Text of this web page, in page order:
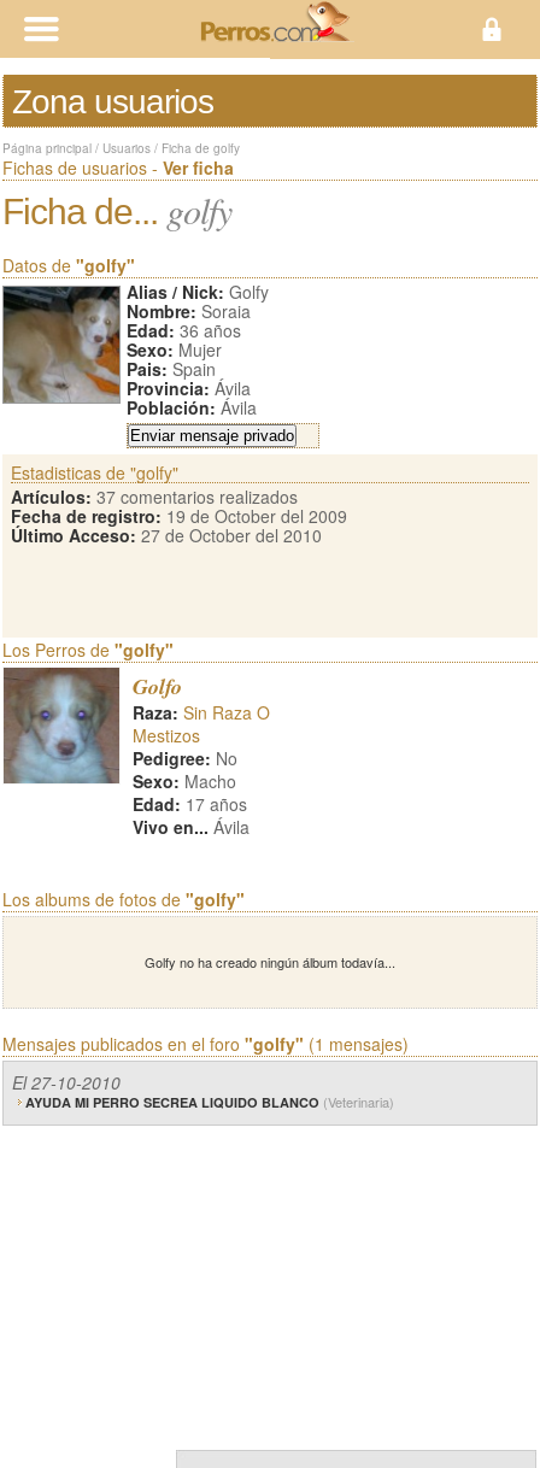
Zona usuarios
Página principal / Usuarios / Ficha de golfy
Fichas de usuarios - Ver ficha
Ficha de... golfy
Datos de "golfy"
Alias / Nick: Golfy
Nombre: Soraia
Edad: 36 años
Sexo: Mujer
Pais: Spain
Provincia: Ávila
Población: Ávila
Estadisticas de "golfy"
Artículos: 37 comentarios realizados
Fecha de registro: 19 de October del 2009
Último Acceso: 27 de October del 2010
Los Perros de "golfy"
Golfo
Raza: Sin Raza O
Mestizos
Pedigree: No
Sexo: Macho
Edad: 17 años
Vivo en... Ávila
Los albums de fotos de "golfy"
Golfy no ha creado ningún álbum todavía...
Mensajes publicados en el foro "golfy" (1 mensajes)
El 27-10-2010
AYUDA MI PERRO SECREA LIQUIDO BLANCO (Veterinaria)